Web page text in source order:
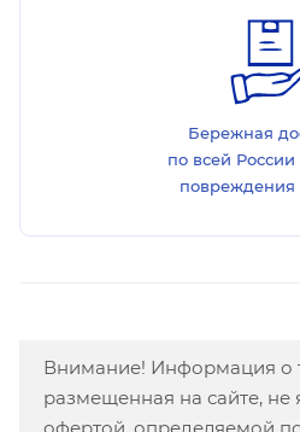
Бережная
по всей России
повреждения
Внимание! Информация о
размещенная на сайте, не